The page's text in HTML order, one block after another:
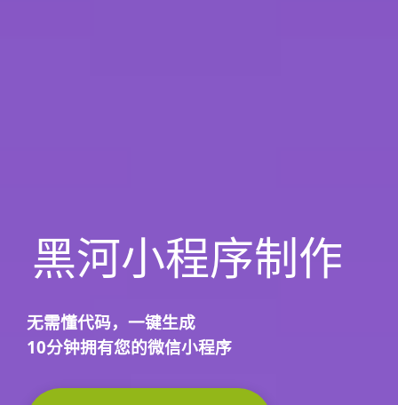
黑河小程序制作
无需懂代码， 一键生成
10分钟拥有您的微信小程序